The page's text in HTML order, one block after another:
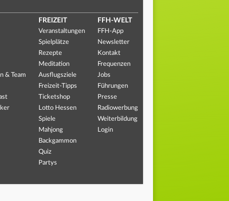
& Team
FREIZEIT
Veranstaltungen
Spielplätze
Rezepte
Meditation
Ausflugsziele
Freizeit-Tipps
Ticketshop
Lotto Hessen
Spiele
Mahjong
Backgammon
Quiz
Partys
FFH-WELT
FFH-App
Newsletter
Kontakt
Frequenzen
Jobs
Führungen
Presse
Radiowerbung
Weiterbildung
Login